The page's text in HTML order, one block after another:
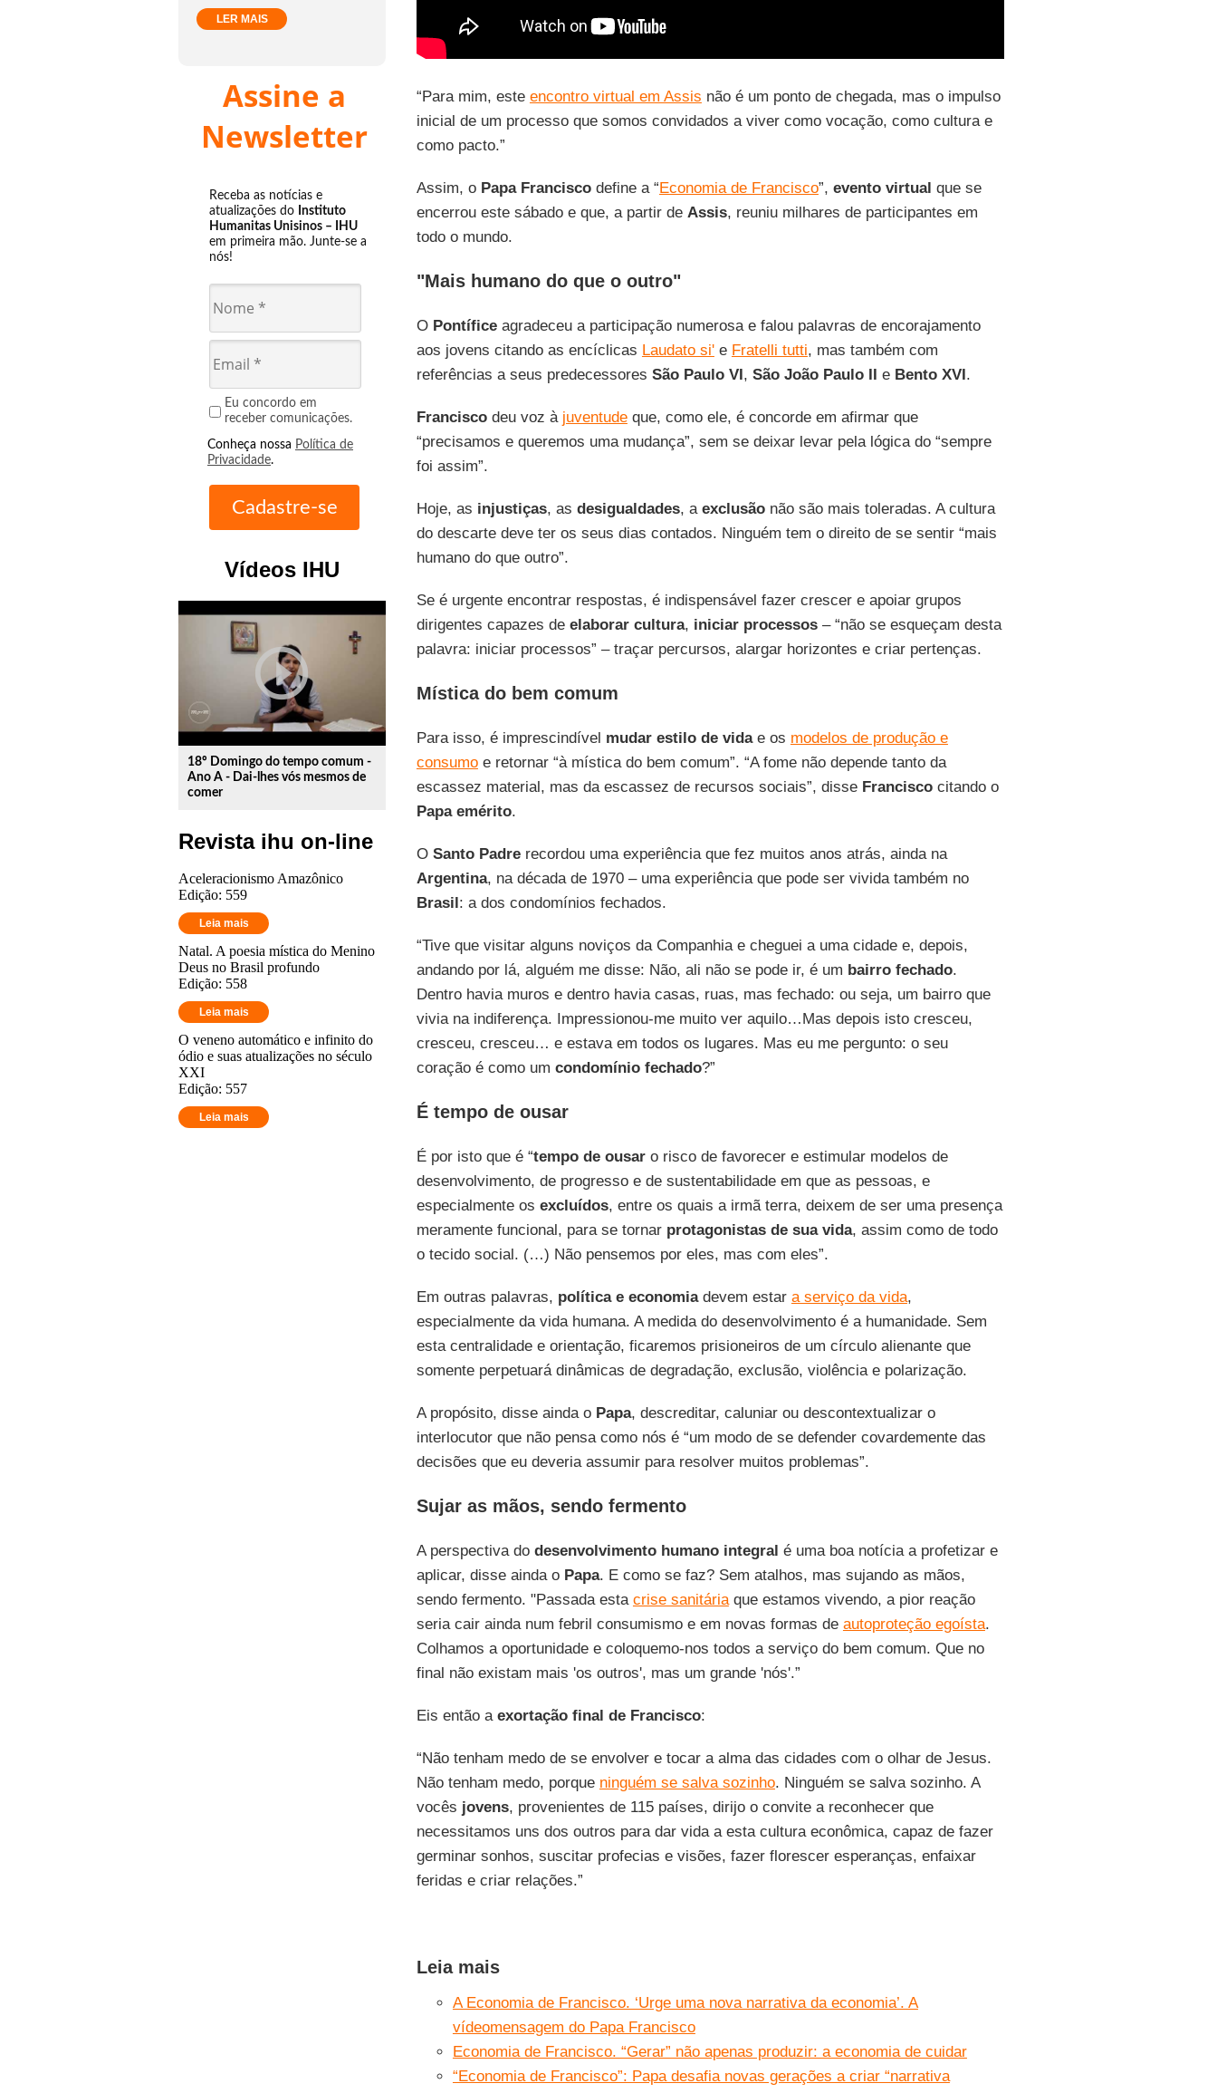
LER MAIS
Assine a
Newsletter
Receba as notícias e
atualizações do Instituto
Humanitas Unisinos – IHU
em primeira mão. Junte-se a
nós!
Eu concordo em
receber comunicações.
Conheça nossa Política de
Privacidade.
Vídeos IHU
play_circle_outline
18º Domingo do tempo comum -
Ano A - Dai-lhes vós mesmos de
comer
Revista ihu on-line
Aceleracionismo Amazônico
Edição: 559
Leia mais
Natal. A poesia mística do Menino
Deus no Brasil profundo
Edição: 558
Leia mais
O veneno automático e infinito do
ódio e suas atualizações no século
XXI
Edição: 557
Leia mais
“Para mim, este encontro virtual em Assis não é um ponto de chegada, mas o impulso
inicial de um processo que somos convidados a viver como vocação, como cultura e
como pacto.”
Assim, o Papa Franciscodefine a “Economia de Francisco”, evento virtual que se
encerrou este sábado e que, a partir de Assis, reuniu milhares de participantes em
todo o mundo.
"Mais humano do que o outro"
O Pontíficeagradeceu a participação numerosa e falou palavras de encorajamento
aos jovens citando as encíclicas Laudato si'e Fratelli tutti, mas também com
referências a seus predecessores São Paulo VI, São João Paulo II e Bento XVI.
Franciscodeu voz à juventudeque, como ele, é concorde em afirmar que
“precisamos e queremos uma mudança”, sem se deixar levar pela lógica do “sempre
foi assim”.
Hoje, as injustiças, as desigualdades, a exclusãonão são mais toleradas. A cultura
do descarte deve ter os seus dias contados. Ninguém tem o direito de se sentir “mais
humano do que outro”.
Se é urgente encontrar respostas, é indispensável fazer crescer e apoiar grupos
dirigentes capazes de elaborar cultura, iniciar processos– “não se esqueçam desta
palavra: iniciar processos” – traçar percursos, alargar horizontes e criar pertenças.
Mística do bem comum
Para isso, é imprescindível mudar estilo de vidae os modelos de produção e
consumoe retornar “à mística do bem comum”. “A fome não depende tanto da
escassez material, mas da escassez de recursos sociais”, disse Franciscocitando o
Papa emérito.
O Santo Padrerecordou uma experiência que fez muitos anos atrás, ainda na
Argentina, na década de 1970 – uma experiência que pode ser vivida também no
Brasil: a dos condomínios fechados.
“Tive que visitar alguns noviços da Companhia e cheguei a uma cidade e, depois,
andando por lá, alguém me disse: Não, ali não se pode ir, é um bairro fechado.
Dentro havia muros e dentro havia casas, ruas, mas fechado: ou seja, um bairro que
vivia na indiferença. Impressionou-me muito ver aquilo…Mas depois isto cresceu,
cresceu, cresceu… e estava em todos os lugares. Mas eu me pergunto: o seu
coração é como um condomínio fechado?”
É tempo de ousar
É por isto que é “tempo de ousaro risco de favorecer e estimular modelos de
desenvolvimento, de progresso e de sustentabilidade em que as pessoas, e
especialmente os excluídos, entre os quais a irmã terra, deixem de ser uma presença
meramente funcional, para se tornar protagonistas de sua vida, assim como de todo
o tecido social. (…) Não pensemos por eles, mas com eles”.
Em outras palavras, política e economiadevem estar a serviço da vida,
especialmente da vida humana. A medida do desenvolvimento é a humanidade. Sem
esta centralidade e orientação, ficaremos prisioneiros de um círculo alienante que
somente perpetuará dinâmicas de degradação, exclusão, violência e polarização.
A propósito, disse ainda o Papa, descreditar, caluniar ou descontextualizar o
interlocutor que não pensa como nós é “um modo de se defender covardemente das
decisões que eu deveria assumir para resolver muitos problemas”.
Sujar as mãos, sendo fermento
A perspectiva do desenvolvimento humano integral é uma boa notícia a profetizar e
aplicar, disse ainda o Papa. E como se faz? Sem atalhos, mas sujando as mãos,
sendo fermento. "Passada esta crise sanitáriaque estamos vivendo, a pior reação
seria cair ainda num febril consumismo e em novas formas de autoproteção egoísta.
Colhamos a oportunidade e coloquemo-nos todos a serviço do bem comum. Que no
final não existam mais 'os outros', mas um grande 'nós'.”
Eis então a exortação final de Francisco:
“Não tenham medo de se envolver e tocar a alma das cidades com o olhar de Jesus.
Não tenham medo, porque ninguém se salva sozinho. Ninguém se salva sozinho. A
vocês jovens, provenientes de 115 países, dirijo o convite a reconhecer que
necessitamos uns dos outros para dar vida a esta cultura econômica, capaz de fazer
germinar sonhos, suscitar profecias e visões, fazer florescer esperanças, enfaixar
feridas e criar relações.”
Leia mais
A Economia de Francisco. ‘Urge uma nova narrativa da economia’. A
vídeomensagem do Papa Francisco
Economia de Francisco. “Gerar” não apenas produzir: a economia de cuidar
“Economia de Francisco”: Papa desafia novas gerações a criar “narrativa